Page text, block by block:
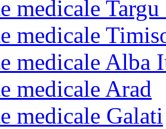
medicale
medicale
medicale Alba
medicale Arad
medicale Galati